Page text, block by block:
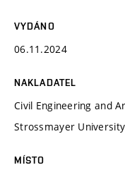
VYDÁNO
06.11.2024
NAKLADATEL
Civil Engineering and
Strossmayer
MÍSTO